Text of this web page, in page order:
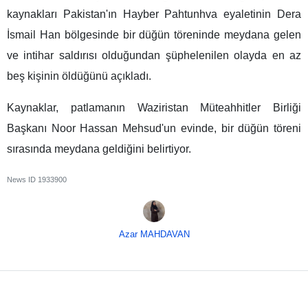
kaynakları Pakistan'ın Hayber Pahtunhva eyaletinin Dera
İsmail Han bölgesinde bir düğün töreninde meydana gelen
ve intihar saldırısı olduğundan şüphelenilen olayda en az
beş kişinin öldüğünü açıkladı.
Kaynaklar, patlamanın Waziristan Müteahhitler Birliği
Başkanı Noor Hassan Mehsud'un evinde, bir düğün töreni
sırasında meydana geldiğini belirtiyor.
News ID 1933900
Azar MAHDAVAN